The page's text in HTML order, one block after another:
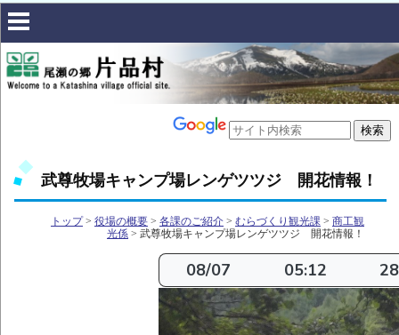
武尊牧場キャンプ場レンゲツツジ 開花情報！
トップ> 役場の概要 > 各課のご紹介 > むらづくり観光課 > 商工観
光係 > 武尊牧場キャンプ場レンゲツツジ 開花情報！